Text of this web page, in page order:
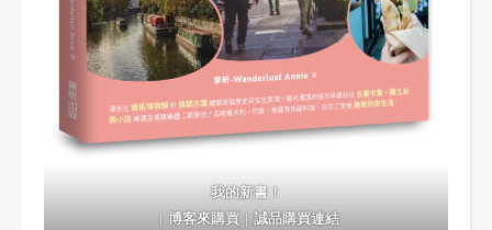
我的新書！
｜博客來購買｜誠品購買連結